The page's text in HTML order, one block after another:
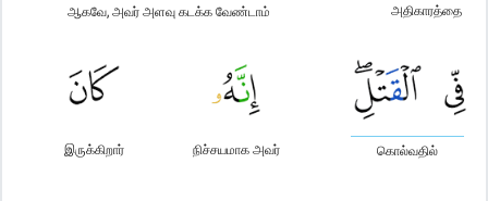
அதிகாரத்தை
ஆகவே, அவர் அளவு கடக்க வேண்டாம்
கொல்வதில்
நிச்சயமாக அவர்
இருக்கிறார்